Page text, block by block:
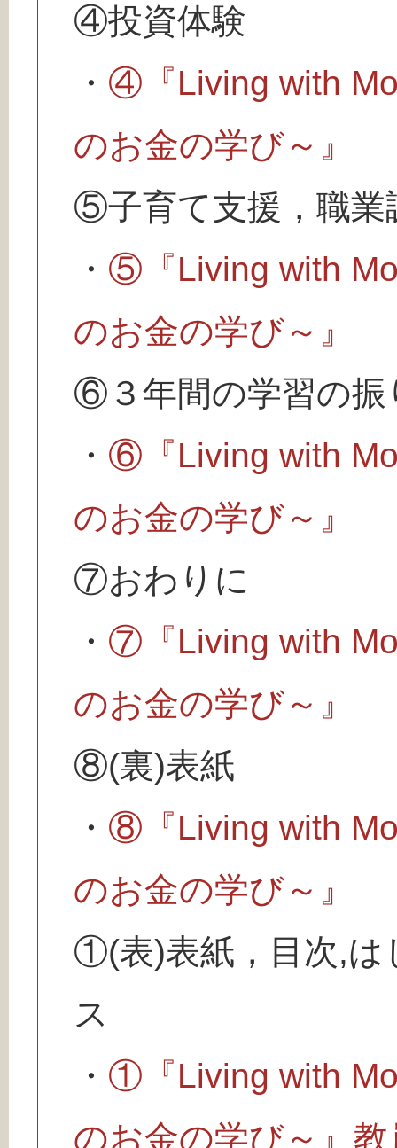
④投資体験
・ ④『Living with
のお金の学び～』
⑤子育て支援，職業
・ ⑤『Living with
のお金の学び～』
⑥３年間の学習の振
・ ⑥『Living with
のお金の学び～』
⑦おわりに
・ ⑦『Living with
のお金の学び～』
⑧(裏)表紙
・ ⑧『Living with
のお金の学び～』
①(表)表紙，目次,は
ス
・ ①『Living with
のお金の学び～』